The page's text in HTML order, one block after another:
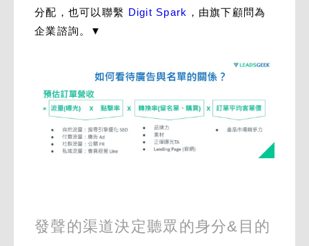
分配，也可以聯繫 Digit Spark ，由旗下顧問為
企業諮詢。▼
發聲的渠道決定聽眾的身分&目的